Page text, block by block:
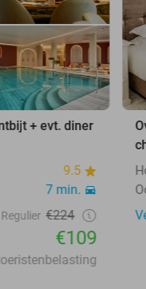
+ evt. diner
9.5
7 min.
Regulier €224
€109